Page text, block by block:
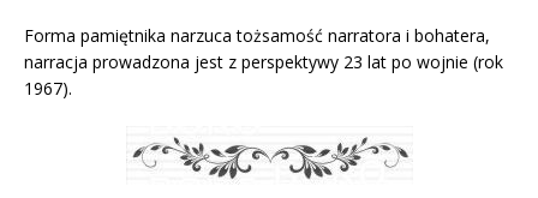
Forma pamiętnika narzuca tożsamość narratora i bohatera,
narracja prowadzona jest z perspektywy 23 lat po wojnie (rok
1967).